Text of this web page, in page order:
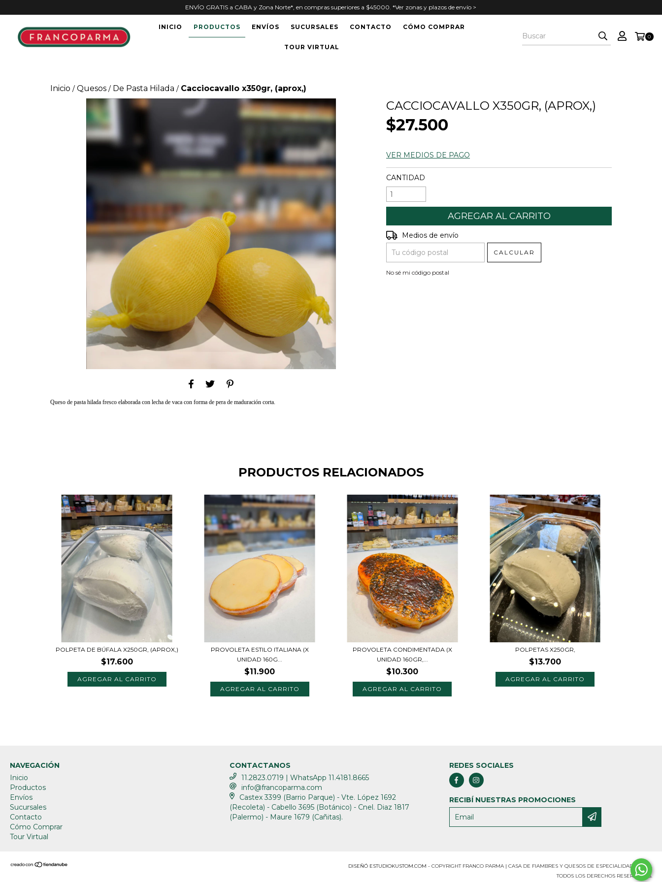
ENVÍO GRATIS a CABA y Zona Norte*, en compras superiores a $45000. *Ver zonas y plazos de envío >
INICIO PRODUCTOS ENVÍOS SUCURSALES CONTACTO CÓMO COMPRAR
TOUR VIRTUAL
0
Inicio / Quesos / De Pasta Hilada / Cacciocavallo x350gr, (aprox,)
Queso de pasta hilada fresco elaborada con lecha de vaca con forma de pera de maduración corta.
CACCIOCAVALLO X350GR, (APROX,)
$27.500
VER MEDIOS DE PAGO
CANTIDAD
Entregas para el CP:
Medios de envío
CALCULAR
No sé mi código postal
PRODUCTOS RELACIONADOS
POLPETA DE BÚFALA X250GR, (APROX,)
$17.600
PROVOLETA ESTILO ITALIANA (X
UNIDAD 160G...
$11.900
PROVOLETA CONDIMENTADA (X
UNIDAD 160GR,...
$10.300
POLPETAS X250GR,
$13.700
NAVEGACIÓN
Inicio
Productos
Envíos
Sucursales
Contacto
Cómo Comprar
Tour Virtual
CONTACTANOS
11.2823.0719 | WhatsApp 11.4181.8665
info@francoparma.com
Castex 3399 (Barrio Parque) - Vte. López 1692
(Recoleta) - Cabello 3695 (Botánico) - Cnel. Diaz 1817
(Palermo) - Maure 1679 (Cañitas).
REDES SOCIALES
RECIBÍ NUESTRAS PROMOCIONES
COPYRIGHT FRANCO PARMA | CASA DE FIAMBRES Y QUESOS DE ESPECIALIDAD. - 2026.
TODOS LOS DERECHOS RESERVADOS.